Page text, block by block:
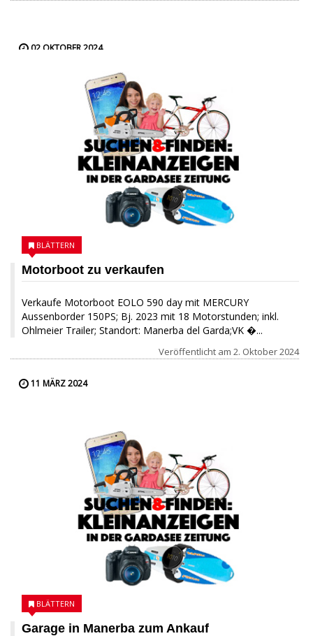
02 OKTOBER 2024
Motorboot zu verkaufen
Verkaufe Motorboot EOLO 590 day mit MERCURY
Aussenborder 150PS; Bj. 2023 mit 18 Motorstunden; inkl.
Ohlmeier Trailer; Standort: Manerba del Garda;VK �...
BLÄTTERN
Veröffentlicht am 2. Oktober 2024
11 MÄRZ 2024
Garage in Manerba zum Ankauf
BLÄTTERN